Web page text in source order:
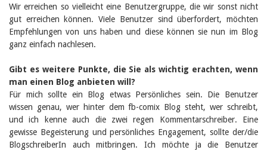
Wir erreichen so vielleicht eine Benutzergruppe, die wir sonst nicht
gut erreichen können. Viele Benutzer sind überfordert, möchten
Empfehlungen von uns haben und diese können sie nun im Blog
ganz einfach nachlesen.
Gibt es weitere Punkte, die Sie als wichtig erachten, wenn
man einen Blog anbieten will?
Für mich sollte ein Blog etwas Persönliches sein. Die Benutzer
wissen genau, wer hinter dem fb-comix Blog steht, wer schreibt,
und ich kenne auch die zwei regen Kommentarschreiber. Eine
gewisse Begeisterung und persönliches Engagement, sollte der/die
BlogschreiberIn auch mitbringen. Ich möchte ja die Benutzer